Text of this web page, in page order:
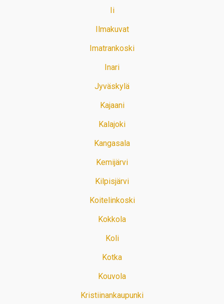
Ii
Ilmakuvat
Imatrankoski
Inari
Jyväskylä
Kajaani
Kalajoki
Kangasala
Kemijärvi
Kilpisjärvi
Koitelinkoski
Kokkola
Koli
Kotka
Kouvola
Kristiinankaupunki